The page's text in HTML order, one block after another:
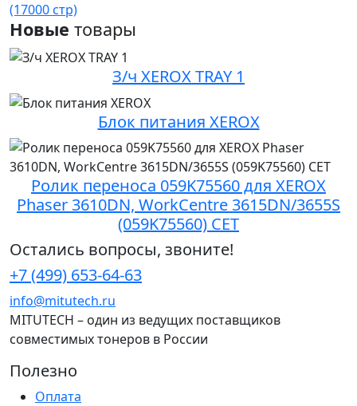
(17000 стр)
Новые товары
З/ч XEROX TRAY 1
Блок питания XEROX
Ролик переноса 059K75560 для XEROX
Phaser 3610DN, WorkCentre 3615DN/3655S
(059K75560) CET
Остались вопросы, звоните!
+7 (499) 653-64-63
info@mitutech.ru
MITUTECH – один из ведущих поставщиков
совместимых тонеров в России
Полезно
Оплата